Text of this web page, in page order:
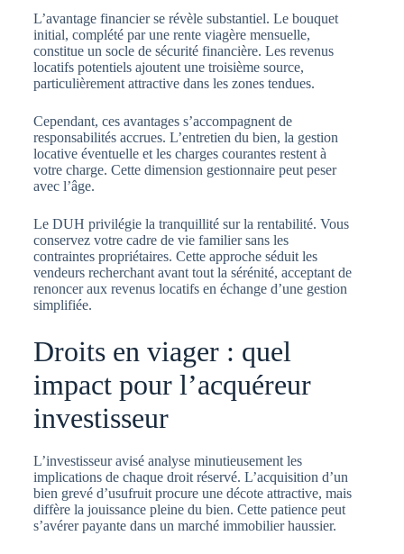
L’avantage financier se révèle substantiel. Le bouquet
initial, complété par une rente viagère mensuelle,
constitue un socle de sécurité financière. Les revenus
locatifs potentiels ajoutent une troisième source,
particulièrement attractive dans les zones tendues.
Cependant, ces avantages s’accompagnent de
responsabilités accrues. L’entretien du bien, la gestion
locative éventuelle et les charges courantes restent à
votre charge. Cette dimension gestionnaire peut peser
avec l’âge.
Le DUH privilégie la tranquillité sur la rentabilité. Vous
conservez votre cadre de vie familier sans les
contraintes propriétaires. Cette approche séduit les
vendeurs recherchant avant tout la sérénité, acceptant de
renoncer aux revenus locatifs en échange d’une gestion
simplifiée.
Droits en viager : quel
impact pour l’acquéreur
investisseur
L’investisseur avisé analyse minutieusement les
implications de chaque droit réservé. L’acquisition d’un
bien grevé d’usufruit procure une décote attractive, mais
diffère la jouissance pleine du bien. Cette patience peut
s’avérer payante dans un marché immobilier haussier.